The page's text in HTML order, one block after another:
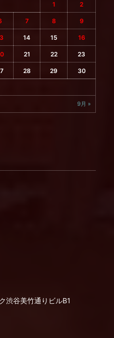
1 2
7 8 9
14 15 16
21 22 23
28 29 30
9月 »
渋谷美竹通りビルB1